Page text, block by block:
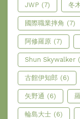
JWP (7) 冬
國際職業摔角 (7)
阿修羅原 (7)
Shun Skywalker
古館伊知郎 (6)
矢野通 (6)
輪島大士 (6)